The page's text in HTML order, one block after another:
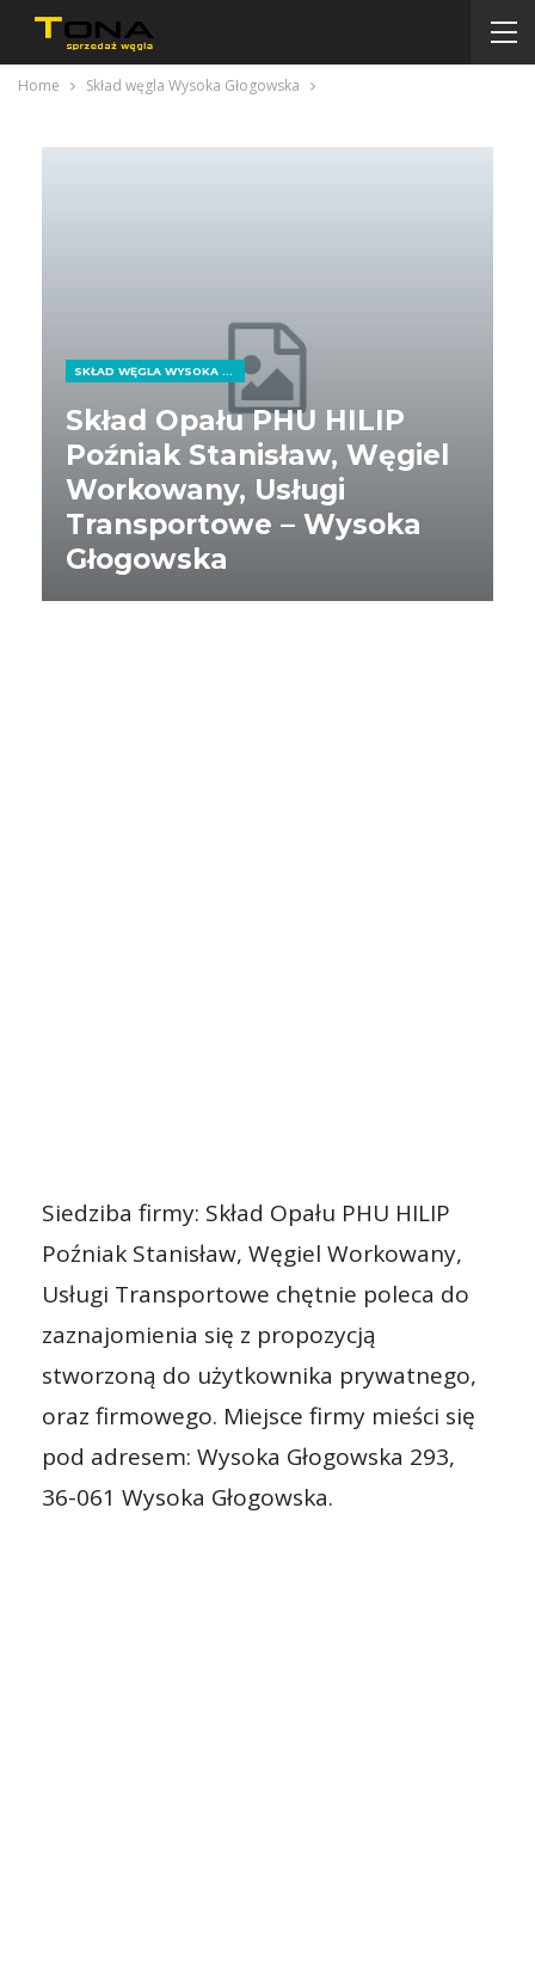
Home Skład węgla Wysoka Głogowska
Skład Opału PHU HILIP
Poźniak Stanisław, Węgiel
Workowany, Usługi
Transportowe – Wysoka
Głogowska
Siedziba firmy: Skład Opału PHU HILIP
Poźniak Stanisław, Węgiel Workowany,
Usługi Transportowe chętnie poleca do
zaznajomienia się z propozycją
stworzoną do użytkownika prywatnego,
oraz firmowego. Miejsce firmy mieści się
pod adresem: Wysoka Głogowska 293,
36-061 Wysoka Głogowska.